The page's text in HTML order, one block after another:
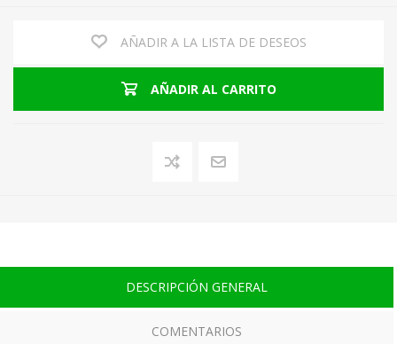
AÑADIR A LA LISTA DE DESEOS
AÑADIR AL CARRITO
DESCRIPCIÓN GENERAL
COMENTARIOS